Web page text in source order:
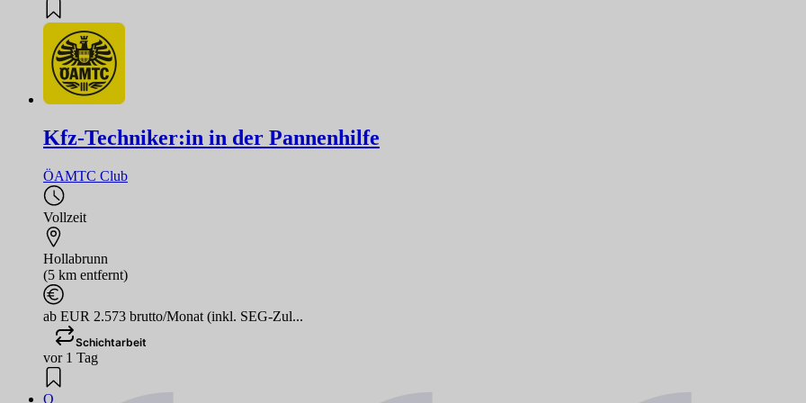
Kfz-Techniker:in in der Pannenhilfe
ÖAMTC Club
Vollzeit
Hollabrunn
(5 km entfernt)
ab EUR 2.573 brutto/Monat (inkl. SEG-Zul...
Schichtarbeit
vor 1 Tag
O